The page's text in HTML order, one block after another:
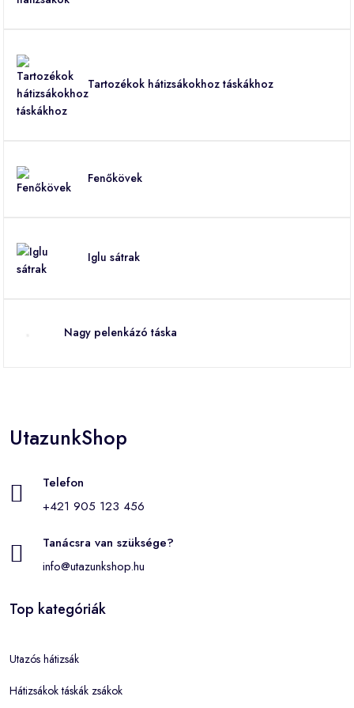
Tartozékok hátizsákokhoz táskákhoz
Fenőkövek
Iglu sátrak
Nagy pelenkázó táska
UtazunkShop
Telefon
+421 905 123 456
Tanácsra van szüksége?
info@utazunkshop.hu
Top kategóriák
Utazós hátizsák
Hátizsákok táskák zsákok